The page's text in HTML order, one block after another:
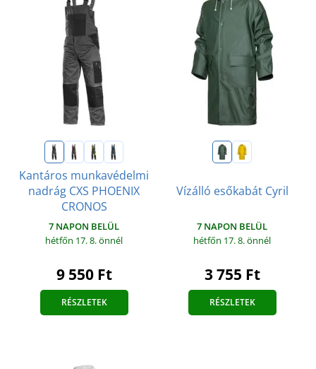
Kantáros munkavédelmi
nadrág CXS PHOENIX
CRONOS
7 NAPON BELÜL
hétfőn 17. 8.önnél
9 550 Ft
RÉSZLETEK
Vízálló esőkabát Cyril
7 NAPON BELÜL
hétfőn 17. 8.önnél
3 755 Ft
RÉSZLETEK